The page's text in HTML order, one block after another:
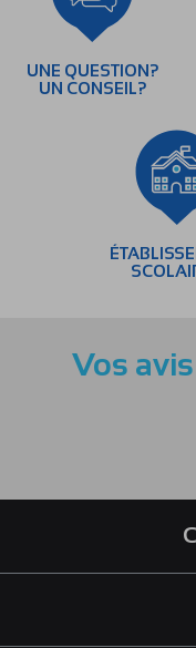
UNE QUESTION?
UN CONSEIL?
Vos avis